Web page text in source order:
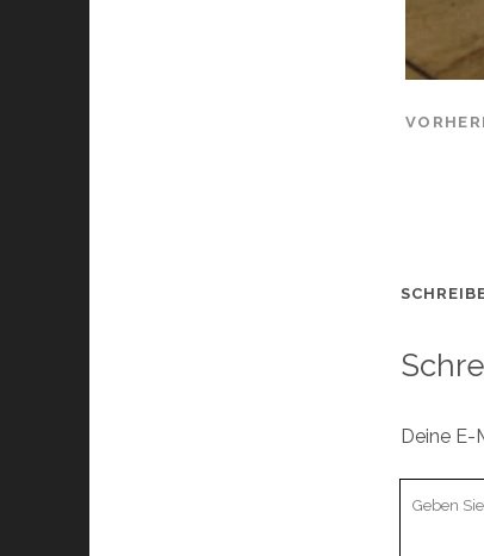
Deine E-